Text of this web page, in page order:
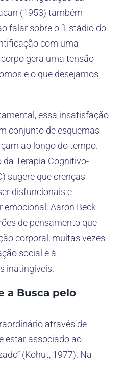
(1953) também
falar sobre o “Estádio do
com uma
gera uma tensão
e o que desejamos
essa insatisfação
conjunto de esquemas
ao longo do tempo.
da Terapia Cognitivo-
sugere que crenças
disfuncionais e
emocional. Aaron Beck
de pensamento que
corporal, muitas vezes
social e à
inatingíveis.
a Busca pelo
através de
estar associado ao
(Kohut, 1977). Na